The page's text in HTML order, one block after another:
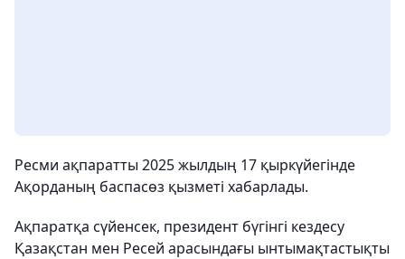
Ресми ақпаратты 2025 жылдың 17 қыркүйегінде
Ақорданың баспасөз қызметі хабарлады.
Ақпаратқа сүйенсек, президент бүгінгі кездесу
Қазақстан мен Ресей арасындағы ынтымақтастықты